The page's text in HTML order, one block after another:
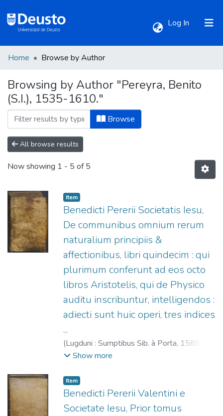
Log In (current)
All of DSpace
Home Browse by Author
Browsing by Author "Pereyra, Benito
(S.I.), 1535-1610."
Browse
All browse results
Now showing 1 - 5 of 5
Item
Benedicti Pererii Societatis Iesu,
De communibus omnium rerum
naturalium principiis &
affectionibus, libri quindecim : qui
plurimum conferunt ad eos octo
libros Aristotelis, qui de Physico
auditu inscribuntur, intelligendos :
adiecti sunt huic operi, tres indices
...
(Lugduni : Sumptibus Sib. à Porta, 1588
Pereyra, Benito (S.I.), 1535-1610.
Show more
Item
Benedicti Pererii Valentini e
Societate Iesu, Prior tomus